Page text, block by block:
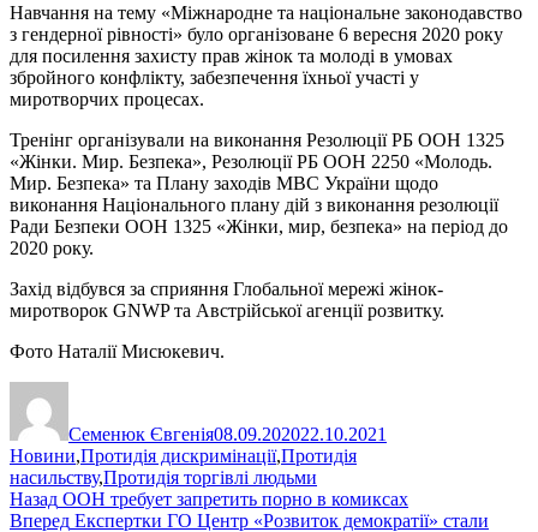
Навчання на тему «Міжнародне та національне законодавство
з гендерної рівності» було організоване 6 вересня 2020 року
для посилення захисту прав жінок та молоді в умовах
збройного конфлікту, забезпечення їхньої участі у
миротворчих процесах.
Тренінг організували на виконання Резолюції РБ ООН 1325
«Жінки. Мир. Безпека», Резолюції РБ ООН 2250 «Молодь.
Мир. Безпека» та Плану заходів МВС України щодо
виконання Національного плану дій з виконання резолюції
Ради Безпеки ООН 1325 «Жінки, мир, безпека» на період до
2020 року.
Захід відбувся за сприяння Глобальної мережі жінок-
миротворок GNWP та Австрійської агенції розвитку.
Фото Наталії Мисюкевич.
Семенюк Євгенія08.09.202022.10.2021
Новини,Протидія дискримінації,Протидія
насильству,Протидія торгівлі людьми
Навігація
Назад Попередній
запис:
ООН требует запретить порно в комиксах
Вперед Наступний
Експертки ГО Центр «Розвиток демократії» стали